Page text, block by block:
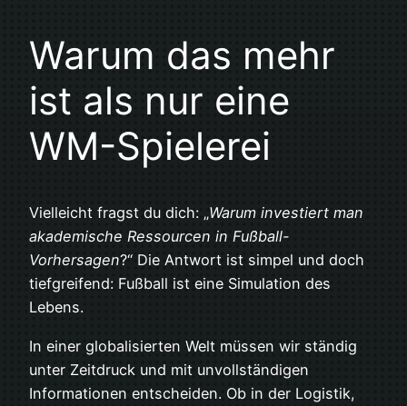
Warum das mehr
ist als nur eine
WM-Spielerei
Vielleicht fragst du dich: „Warum investiert man
akademische Ressourcen in Fußball-
Vorhersagen?“ Die Antwort ist simpel und doch
tiefgreifend: Fußball ist eine Simulation des
Lebens.
In einer globalisierten Welt müssen wir ständig
unter Zeitdruck und mit unvollständigen
Informationen entscheiden. Ob in der Logistik,